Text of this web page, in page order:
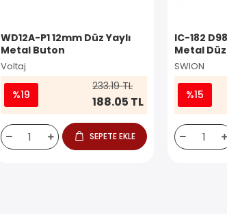
WD12A-P1 12mm Düz Yaylı
Metal Buton
Voltaj
%19
233.19 TL
188.05 TL
SEPETE EKLE
IC-182
Metal
SWION
%15